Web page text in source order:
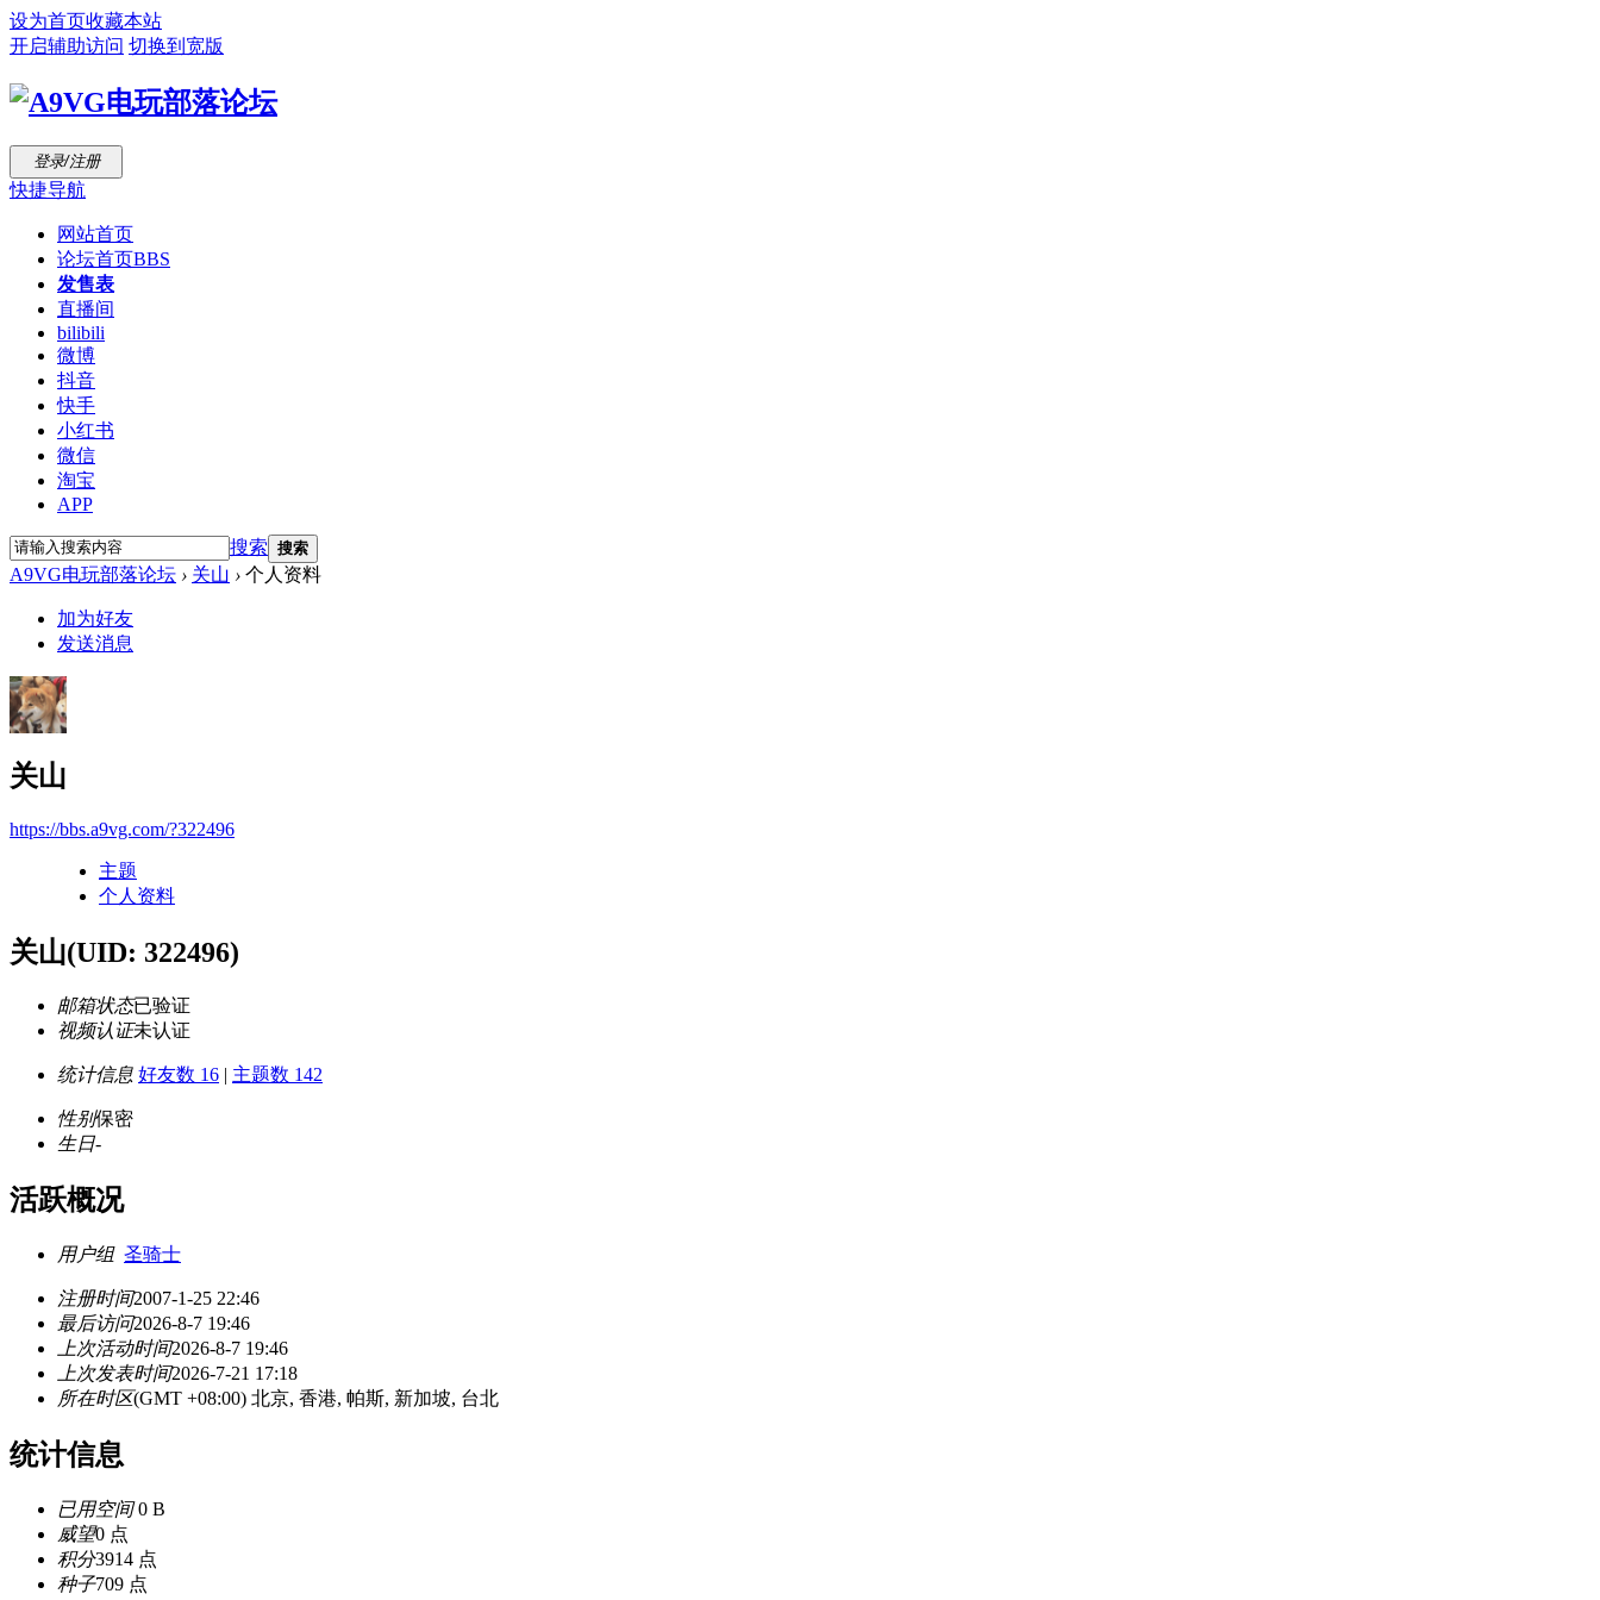
设为首页收藏本站
开启辅助访问 切换到宽版
登录/注册
快捷导航
网站首页
论坛首页BBS
发售表
直播间
bilibili
微博
抖音
快手
小红书
微信
淘宝
APP
搜索 搜索
A9VG电玩部落论坛 › 关山 › 个人资料
加为好友
发送消息
关山
https://bbs.a9vg.com/?322496
主题
个人资料
关山(UID: 322496)
邮箱状态已验证
视频认证未认证
统计信息 好友数 16 | 主题数 142
性别保密
生日-
活跃概况
用户组 圣骑士
注册时间2007-1-25 22:46
最后访问2026-8-7 19:46
上次活动时间2026-8-7 19:46
上次发表时间2026-7-21 17:18
所在时区(GMT +08:00) 北京, 香港, 帕斯, 新加坡, 台北
统计信息
已用空间0 B
威望0 点
积分3914 点
种子709 点